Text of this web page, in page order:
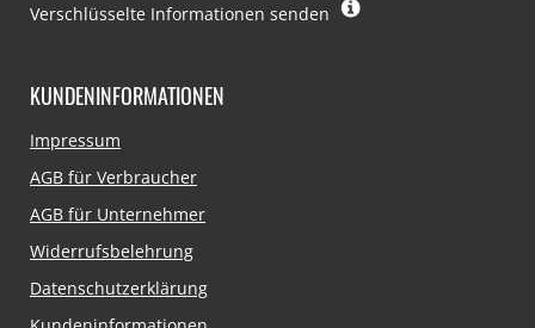
Verschlüsselte Informationen senden
KUNDENINFORMATIONEN
Navigation
Impressum
AGB für Verbraucher
AGB für Unternehmer
Widerrufsbelehrung
Datenschutzerklärung